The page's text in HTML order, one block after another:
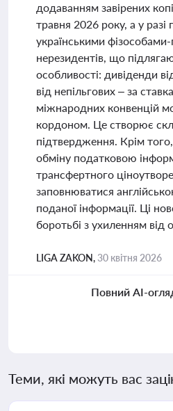
додаванням завірених
травня 2026 року, а у
українськими
нерезидентів, що
особливості: дивіденди
від непільгових – за
міжнародних конвенцій
кордоном. Це створює
підтвердження. Крім
обміну податковою
трансфертного
заповнюватися
поданої інформації. Ці
боротьбі з ухиленням
LIGA ZAKON,30 квітня 2026
Повний AI-
Теми, які можуть вас